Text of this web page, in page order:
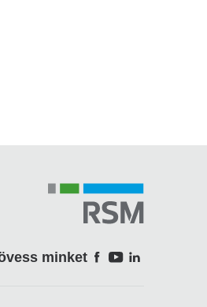
minket